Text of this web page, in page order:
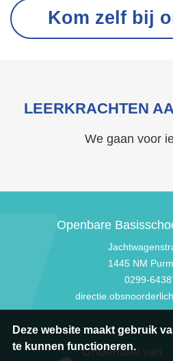
Kom zelf bij
LEERKRACHTEN
We gaan voor
Openbare
1445 NM
0299-
Deze website maakt gebruik
te kunnen functioneren.